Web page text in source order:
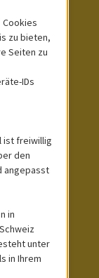
zu bieten,
Seiten zu
IDs
ist freiwillig
den
angepasst
in
unter
in Ihrem